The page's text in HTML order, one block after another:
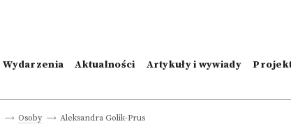
Wydarzenia Aktualności Artykuły i wywiady
Osoby Aleksandra Golik-Prus